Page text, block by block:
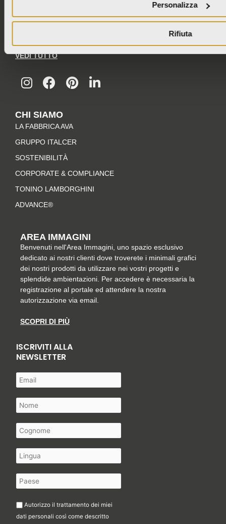
Personalizza
Rifiuta
MOON CREAM
GRANITI
VEDI TUTTO
n
s
a
g
r
a
m
a
c
b
o
o
k
-
f
i
n
r
e
t
i
n
CHI SIAMO
LA FABBRICA AVA
GRUPPO ITALCER
SOSTENIBILITÀ
CORPORATE & COMPLIANCE
TONINO LAMBORGHINI
ADVANCE®
AREA IMMAGINI
Benvenuti nell'Area Immagini, uno spazio esclusivo
dedicato ai nostri clienti dove troverete i minimali grafici
dei nostri prodotti da utilizzare nei vostri progetti e
splendide ambientazioni. Per accedere è necessaria la
registrazione al portale ed attendere la nostra
autorizzazione via email.
SCOPRI DI PIÙ
ISCRIVITI ALLA
NEWSLETTER
Autorizzo il trattamento dei miei
dati personali così come descritto